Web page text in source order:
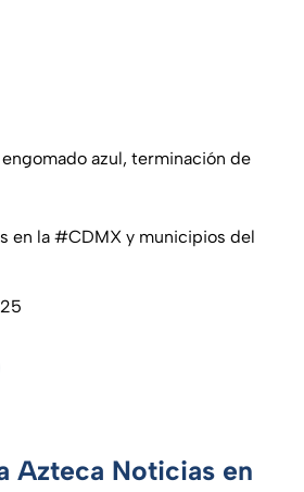
azul, terminación de
en la #CDMX y municipios del
Azteca Noticias en